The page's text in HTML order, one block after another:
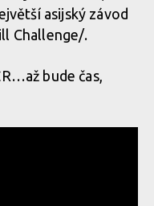
asijský závod
Challenge/.
bude čas,